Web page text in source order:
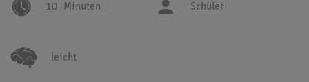
10 Minuten Schüler
leicht